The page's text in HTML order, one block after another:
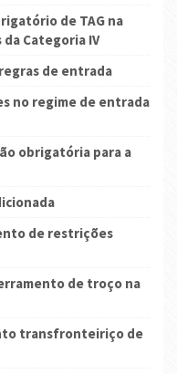
de TAG na
Categoria IV
de entrada
no regime de entrada
obrigatória para a
de restrições
de troço na
transfronteiriço de